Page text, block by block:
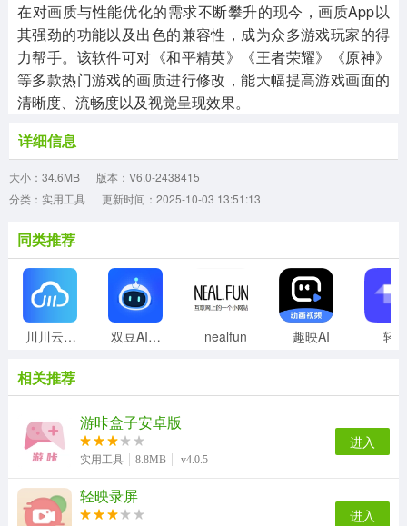
在对画质与性能优化的需求不断攀升的现今，画质App以
其强劲的功能以及出色的兼容性，成为众多游戏玩家的得
力帮手。该软件可对《和平精英》《王者荣耀》《原神》
等多款热门游戏的画质进行修改，能大幅提高游戏画面的
清晰度、流畅度以及视觉呈现效果。
详细信息
大小：34.6MB
版本：V6.0-2438415
分类：实用工具
更新时间：2025-10-03 13:51:13
同类推荐
川川云手机正版 双豆AI助手 nealfun 趣映AI 轻
相关推荐
游咔盒子安卓版
实用工具 8.8MB v4.0.5
进入
轻映录屏
进入